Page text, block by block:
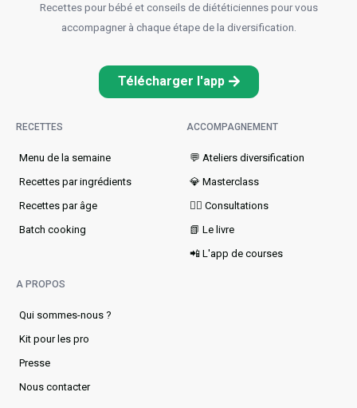
Recettes pour bébé et conseils de diététiciennes pour vous
accompagner à chaque étape de la diversification.
Télécharger l'app
RECETTES
Menu de la semaine​
Recettes par ingrédients
Recettes par âge
Batch cooking
ACCOMPAGNEMENT
💬 Ateliers diversification
💎 Masterclass
👩‍⚕️ Consultations
📗 Le livre
📲 L'app de courses
A PROPOS
Qui sommes-nous ?
Kit pour les pro
Presse
Nous contacter